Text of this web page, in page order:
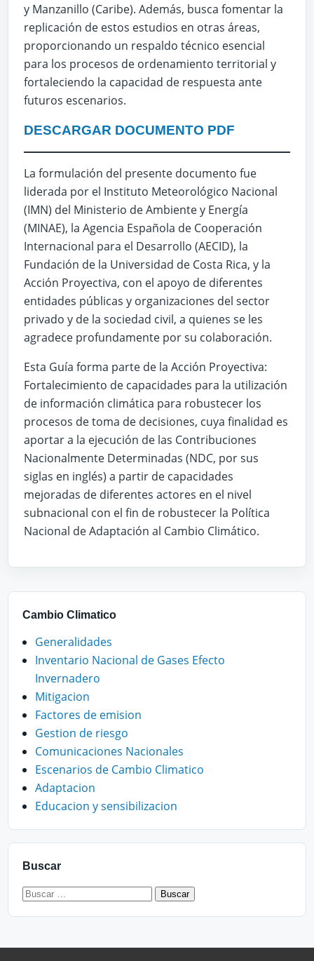
y Manzanillo (Caribe). Además, busca fomentar la
replicación de estos estudios en otras áreas,
proporcionando un respaldo técnico esencial
para los procesos de ordenamiento territorial y
fortaleciendo la capacidad de respuesta ante
futuros escenarios.
DESCARGAR DOCUMENTO PDF
La formulación del presente documento fue
liderada por el Instituto Meteorológico Nacional
(IMN) del Ministerio de Ambiente y Energía
(MINAE), la Agencia Española de Cooperación
Internacional para el Desarrollo (AECID), la
Fundación de la Universidad de Costa Rica, y la
Acción Proyectiva, con el apoyo de diferentes
entidades públicas y organizaciones del sector
privado y de la sociedad civil, a quienes se les
agradece profundamente por su colaboración.
Esta Guía forma parte de la Acción Proyectiva:
Fortalecimiento de capacidades para la utilización
de información climática para robustecer los
procesos de toma de decisiones, cuya finalidad es
aportar a la ejecución de las Contribuciones
Nacionalmente Determinadas (NDC, por sus
siglas en inglés) a partir de capacidades
mejoradas de diferentes actores en el nivel
subnacional con el fin de robustecer la Política
Nacional de Adaptación al Cambio Climático.
Cambio Climatico
Generalidades
Inventario Nacional de Gases Efecto
Invernadero
Mitigacion
Factores de emision
Gestion de riesgo
Comunicaciones Nacionales
Escenarios de Cambio Climatico
Adaptacion
Educacion y sensibilizacion
Buscar
Buscar: